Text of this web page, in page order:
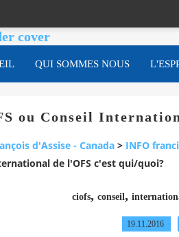
QUI SOMMES NOUS
ou Conseil
d'Assise - Canada > INFO
de l'OFS c'est qui/quoi?
ciofs, conseil ,
19.11.2016